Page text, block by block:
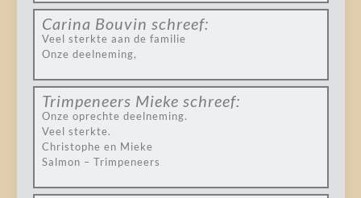
Carina Bouvin schreef:
Veel sterkte aan de familie
Onze deelneming,
Trimpeneers Mieke schreef:
Onze oprechte deelneming.
Veel sterkte.
Christophe en Mieke
Salmon – Trimpeneers